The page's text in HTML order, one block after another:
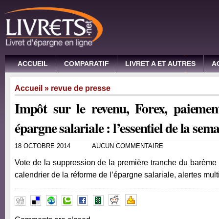
ACCUEIL COMPARATIF LIVRET A ET AUTRES
Accueil » revue de presse
Impôt sur le revenu, Forex,
épargne salariale : l’essentiel de la
18 OCTOBRE 2014 AUCUN COMMENTAIRE
Vote de la suppression de la première tranche du barème
calendrier de la réforme de l’épargne salariale, alertes